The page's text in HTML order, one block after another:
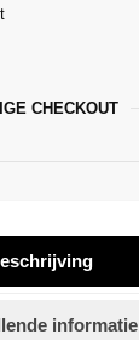
CHECKOUT
informatie